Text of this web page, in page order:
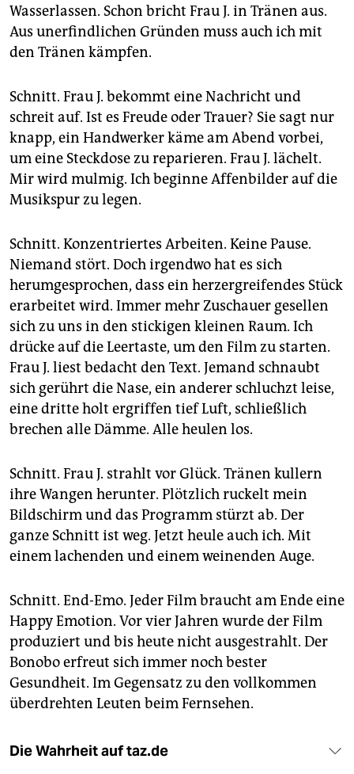
Wasserlassen. Schon bricht Frau J. in Tränen aus.
Aus unerfindlichen Gründen muss auch ich mit
den Tränen kämpfen.
Schnitt. Frau J. bekommt eine Nachricht und
schreit auf. Ist es Freude oder Trauer? Sie sagt nur
knapp, ein Handwerker käme am Abend vorbei,
um eine Steckdose zu reparieren. Frau J. lächelt.
Mir wird mulmig. Ich beginne Affenbilder auf die
Musikspur zu legen.
Schnitt. Konzentriertes Arbeiten. Keine Pause.
Niemand stört. Doch irgendwo hat es sich
herumgesprochen, dass ein herzergreifendes Stück
erarbeitet wird. Immer mehr Zuschauer gesellen
sich zu uns in den stickigen kleinen Raum. Ich
drücke auf die Leertaste, um den Film zu starten.
Frau J. liest bedacht den Text. Jemand schnaubt
sich gerührt die Nase, ein anderer schluchzt leise,
eine dritte holt ergriffen tief Luft, schließlich
brechen alle Dämme. Alle heulen los.
Schnitt. Frau J. strahlt vor Glück. Tränen kullern
ihre Wangen herunter. Plötzlich ruckelt mein
Bildschirm und das Programm stürzt ab. Der
ganze Schnitt ist weg. Jetzt heule auch ich. Mit
einem lachenden und einem weinenden Auge.
Schnitt. End-Emo. Jeder Film braucht am Ende eine
Happy Emotion. Vor vier Jahren wurde der Film
produziert und bis heute nicht ausgestrahlt. Der
Bonobo erfreut sich immer noch bester
Gesundheit. Im Gegensatz zu den vollkommen
überdrehten Leuten beim Fernsehen.
Die Wahrheit auf taz.de